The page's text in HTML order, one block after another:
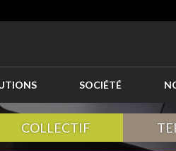
SOCIÉTÉ
COLLECTIF